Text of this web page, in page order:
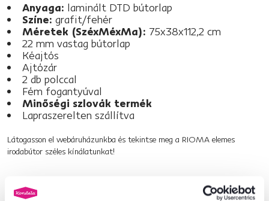
Anyaga: laminált DTD bútorlap
Színe: grafit/fehér
Méretek (SzéxMéxMa): 75x38x112,2 cm
22 mm vastag bútorlap
Kéajtós
Ajtózár
2 db polccal
Fém fogantyúval
Minőségi szlovák termék
Lapraszerelten szállítva
Látogasson el webáruházunkba és tekintse meg a RIOMA elemes
irodabútor széles kínálatunkat!
Termékszám : 0000281228